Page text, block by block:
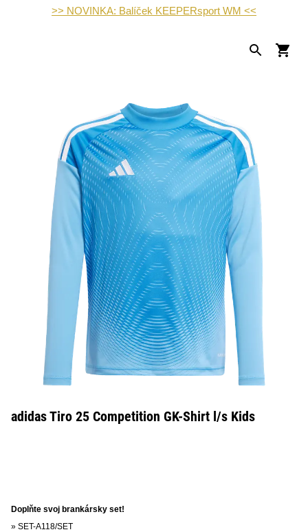
>> NOVINKA: Balíček KEEPERsport WM <<
adidas Tiro 25 Competition GK-Shirt l/s Kids
Doplňte svoj brankársky set!
» SET-A118/SET